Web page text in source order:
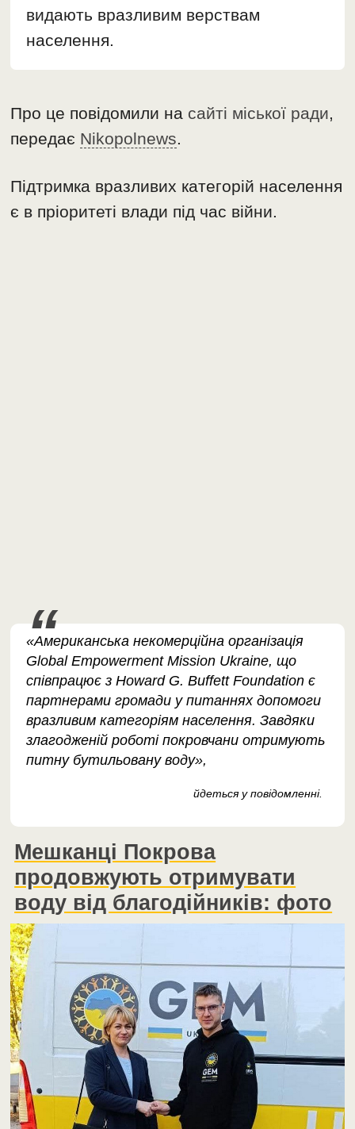
видають вразливим верствам
населення.
Про це повідомили на сайті міської ради,
передає Nikopolnews.
Підтримка вразливих категорій населення
є в пріоритеті влади під час війни.
«Американська некомерційна організація
Global Empowerment Mission Ukraine, що
співпрацює з Howard G. Buffett Foundation є
партнерами громади у питаннях допомоги
вразливим категоріям населення. Завдяки
злагодженій роботі покровчани отримують
питну бутильовану воду»,
йдеться у повідомленні.
Мешканці Покрова
продовжують отримувати
воду від благодійників: фото